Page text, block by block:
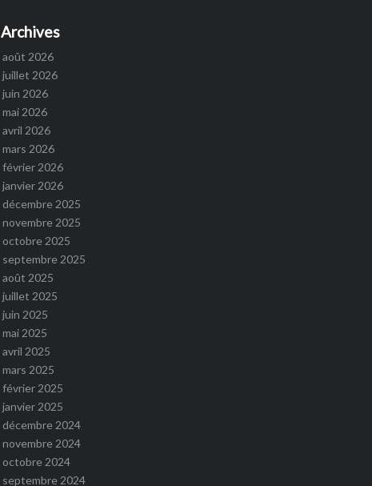
Archives
août 2026
juillet 2026
juin 2026
mai 2026
avril 2026
mars 2026
février 2026
janvier 2026
décembre 2025
novembre 2025
octobre 2025
septembre 2025
août 2025
juillet 2025
juin 2025
mai 2025
avril 2025
mars 2025
février 2025
janvier 2025
décembre 2024
novembre 2024
octobre 2024
septembre 2024